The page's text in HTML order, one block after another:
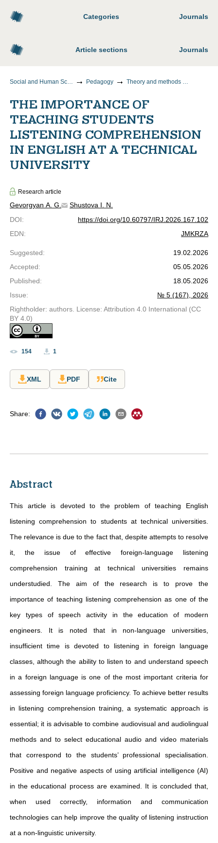
Categories Journals
Article sections Journals
Social and Human Sciences Pedagogy Theory and methods of teaching and upbringing (by areas and levels of education)
THE IMPORTANCE OF
TEACHING STUDENTS
LISTENING COMPREHENSION
IN ENGLISH AT A TECHNICAL
UNIVERSITY
Research article
Gevorgyan A. G.
Shustova I. N.
DOI:
https://doi.org/10.60797/IRJ.2026.167.102
EDN: JMKRZA
Suggested:
19.02.2026
Accepted:
05.05.2026
Published:
18.05.2026
Issue:
№ 5 (167), 2026
Rightholder: authors. License: Attribution 4.0 International (CC
BY 4.0)
154 1
XML PDF Cite
Share:
Abstract
This article is devoted to the problem of teaching English
listening comprehension to students at technical universities.
The relevance is due to the fact that, despite attempts to resolve
it, the issue of effective foreign-language listening
comprehension training at technical universities remains
understudied. The aim of the research is to prove the
importance of teaching listening comprehension as one of the
key types of speech activity in the education of modern
engineers. It is noted that in non-language universities,
insufficient time is devoted to listening in foreign language
classes, although the ability to listen to and understand speech
in a foreign language is one of the most important criteria for
assessing foreign language proficiency. To achieve better results
in listening comprehension training, a systematic approach is
essential; it is advisable to combine audiovisual and audiolingual
methods and to select educational audio and video materials
that correspond to the students’ professional specialisation.
Positive and negative aspects of using artificial intelligence (AI)
in the educational process are examined. It is concluded that,
when used correctly, information and communication
technologies can help improve the quality of listening instruction
at a non-linguistic university.